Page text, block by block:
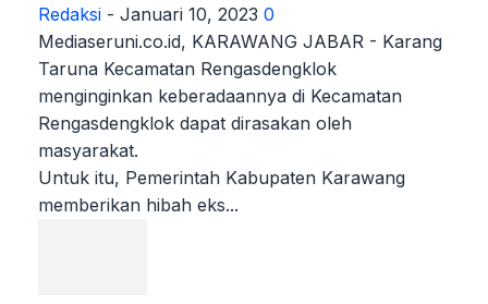
Redaksi - Januari 10, 2023 0
Mediaseruni.co.id, KARAWANG JABAR - Karang
Taruna Kecamatan Rengasdengklok
menginginkan keberadaannya di Kecamatan
Rengasdengklok dapat dirasakan oleh
masyarakat.
Untuk itu, Pemerintah Kabupaten Karawang
memberikan hibah eks...